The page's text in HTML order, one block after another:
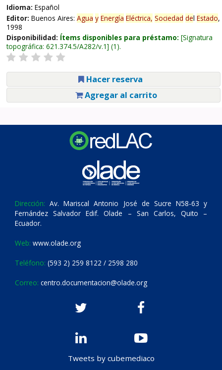
Idioma: Español
Editor: Buenos Aires: Agua y Energía Eléctrica, Sociedad del Estado,
1998
Disponibilidad: Ítems disponibles para préstamo: Signatura
topográfica: 621.374.5/A282/v.1 (1).
Hacer reserva
Agregar al carrito
Dirección: Av. Mariscal Antonio José de Sucre N58-63 y
Fernández Salvador Edif. Olade – San Carlos, Quito –
Ecuador.
Web: www.olade.org
Teléfono: (593 2) 259 8122 / 2598 280
Correo: centro.documentacion@olade.org
Tweets by cubemediaco